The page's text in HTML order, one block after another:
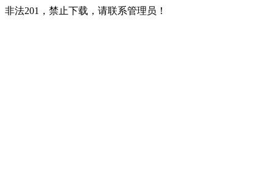
非法201，禁止下载，请联系管理员！